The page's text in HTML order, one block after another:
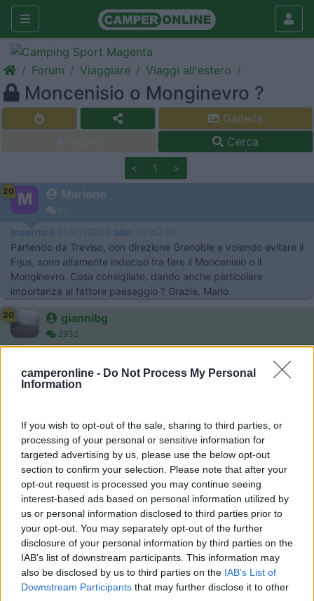
camperonline - Do Not Process My Personal
Information
If you wish to opt-out of the sale, sharing to third parties, or
processing of your personal or sensitive information for
targeted advertising by us, please use the below opt-out
section to confirm your selection. Please note that after your
opt-out request is processed you may continue seeing
interest-based ads based on personal information utilized by
us or personal information disclosed to third parties prior to
your opt-out. You may separately opt-out of the further
disclosure of your personal information by third parties on the
IAB’s list of downstream participants. This information may
also be disclosed by us to third parties on the IAB’s List of
Downstream Participants that may further disclose it to other
Forum Viaggiare Viaggi all'estero
Moncenisio o Monginevro ?
Galleria
Cerca
< 1 >
20 Marione
53
Inserito il 21/07/2006 alle: 10:43:19
Partendo da Treviso, con direzione Grenoble e volendo evitare il
Frjus, sono altamente indeciso tra fare il Moncenisio o il
Monginevro. Cosa consigliate, dando anche particolare
importanza al fattore paesaggio ? Grazie, Mario
20 giannibg
2932
entrambi, dipende poi dalla direzione che vuoi
successivamente prendere per il paesaggio ritengo sia migliore
Sheherazade
25
Inserito il21/07/2006 alle:11:55:29
Fai attenzione al tunnel autostradale presso Chambery: per
lavori ci sono code chilometriche ( dato del 14-07 ).
nanou
94
Inserito il21/07/2006 alle:13:22:31
Ciao , se vuoi passare per Grenoble , direi ..passare per
Monginevro. Briançon , puoi sostare la sera di fronte del Fort